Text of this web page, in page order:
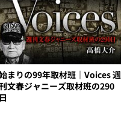
まりの99年取材班｜Voices 週
文春ジャニーズ取材班の290
日